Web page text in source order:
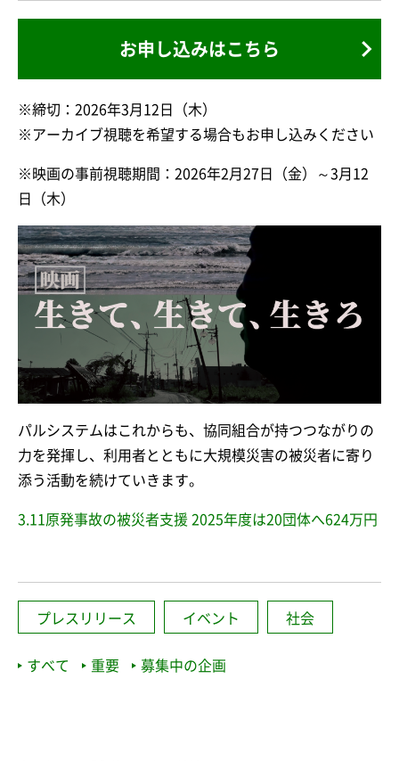
お申し込みはこちら
※締切：2026年3月12日（木）
※アーカイブ視聴を希望する場合もお申し込みください
※映画の事前視聴期間：2026年2月27日（金）～3月12
日（木）
パルシステムはこれからも、協同組合が持つつながりの
力を発揮し、利用者とともに大規模災害の被災者に寄り
添う活動を続けていきます。
3.11原発事故の被災者支援 2025年度は20団体へ624万円
プレスリリース イベント 社会
すべて 重要 募集中の企画